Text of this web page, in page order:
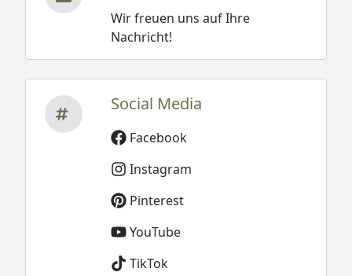
Wir freuen uns auf Ihre
Nachricht!
Social Media
Facebook
Instagram
Pinterest
YouTube
TikTok